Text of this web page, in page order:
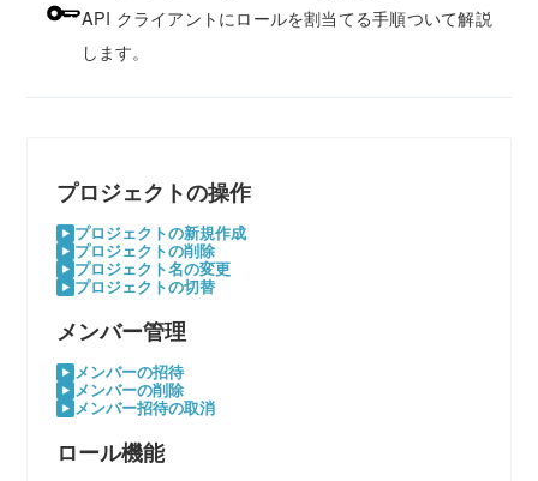
API クライアントにロールを割当てる手順ついて解説
します。
プロジェクトの操作
プロジェクトの新規作成
プロジェクトの削除
プロジェクト名の変更
プロジェクトの切替
メンバー管理
メンバーの招待
メンバーの削除
メンバー招待の取消
ロール機能